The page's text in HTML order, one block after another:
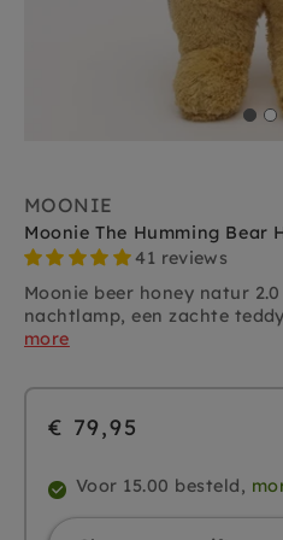
MOONIE
Moonie The Humming Bear
41 reviews
Moonie beer honey natur
nachtlamp, een zachte
more
€ 79,95
Voor 15.00 besteld,